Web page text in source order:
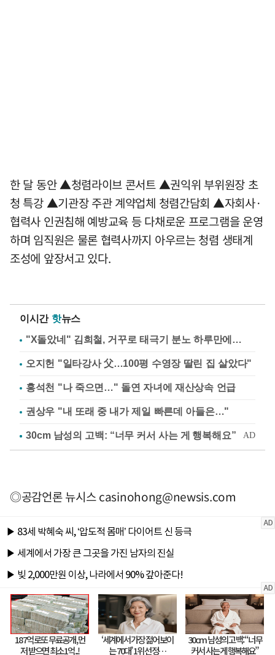
한 달 동안 ▲청렴라이브 콘서트 ▲권익위 부위원장 초
청 특강 ▲기관장 주관 계약업체 청렴간담회 ▲자회사·
협력사 인권침해 예방교육 등 다채로운 프로그램을 운영
하며 임직원은 물론 협력사까지 아우르는 청렴 생태계
조성에 앞장서고 있다.
이시간 핫뉴스
"X돌았네" 김희철, 거꾸로 태극기 분노 하루만에…
오지헌 "일타강사 父…100평 수영장 딸린 집 살았다"
홍석천 "나 죽으면…" 돌연 자녀에 재산상속 언급
권상우 "내 또래 중 내가 제일 빠른데 아들은…"
◎공감언론 뉴시스casinohong@newsis.com